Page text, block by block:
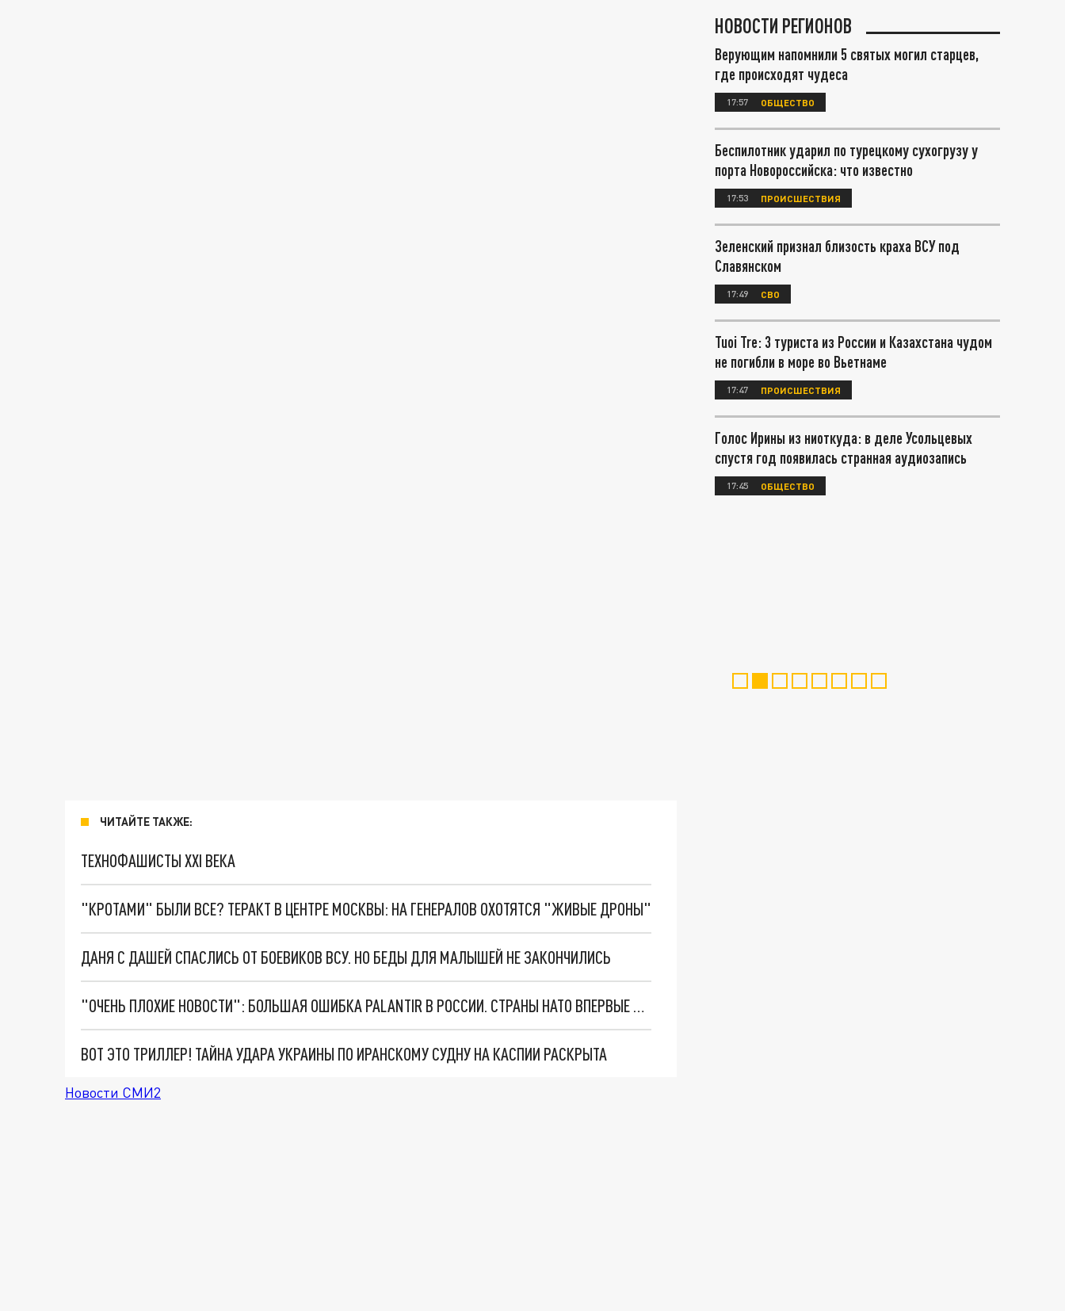
ЧИТАЙТЕ ТАКЖЕ:
ТЕХНОФАШИСТЫ XXI ВЕКА
"КРОТАМИ" БЫЛИ ВСЕ? ТЕРАКТ В ЦЕНТРЕ МОСКВЫ: НА ГЕНЕРАЛОВ ОХОТЯТСЯ "ЖИВЫЕ ДРОНЫ"
ДАНЯ С ДАШЕЙ СПАСЛИСЬ ОТ БОЕВИКОВ ВСУ. НО БЕДЫ ДЛЯ МАЛЫШЕЙ НЕ ЗАКОНЧИЛИСЬ
"ОЧЕНЬ ПЛОХИЕ НОВОСТИ": БОЛЬШАЯ ОШИБКА PALANTIR В РОССИИ. СТРАНЫ НАТО ВПЕРВЫЕ ЗА СВО ОСТАНОВИЛИ ПОСТАВКИ ОРУЖИЯ. ВСУ ТЕРЯЮТ ПРИГРАНИЧЬЕ?
ВОТ ЭТО ТРИЛЛЕР! ТАЙНА УДАРА УКРАИНЫ ПО ИРАНСКОМУ СУДНУ НА КАСПИИ РАСКРЫТА
Новости СМИ2
НОВОСТИ РЕГИОНОВ
Верующим напомнили 5 святых могил старцев,
где происходят чудеса
17:57 ОБЩЕСТВО
Беспилотник ударил по турецкому сухогрузу у
порта Новороссийска: что известно
17:53 ПРОИСШЕСТВИЯ
Зеленский признал близость краха ВСУ под
Славянском
17:49 СВО
Tuoi Tre: 3 туриста из России и Казахстана чудом
не погибли в море во Вьетнаме
17:47 ПРОИСШЕСТВИЯ
Голос Ирины из ниоткуда: в деле Усольцевых
спустя год появилась странная аудиозапись
17:45 ОБЩЕСТВО